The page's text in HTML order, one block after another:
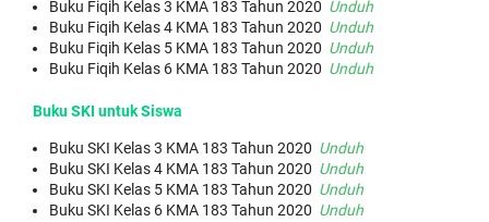
Buku Fiqih Kelas 3 KMA 183 Tahun 2020 Unduh
Buku Fiqih Kelas 4 KMA 183 Tahun 2020 Unduh
Buku Fiqih Kelas 5 KMA 183 Tahun 2020 Unduh
Buku Fiqih Kelas 6 KMA 183 Tahun 2020 Unduh
Buku SKI untuk Siswa
Buku SKI Kelas 3 KMA 183 Tahun 2020 Unduh
Buku SKI Kelas 4 KMA 183 Tahun 2020 Unduh
Buku SKI Kelas 5 KMA 183 Tahun 2020 Unduh
Buku SKI Kelas 6 KMA 183 Tahun 2020 Unduh